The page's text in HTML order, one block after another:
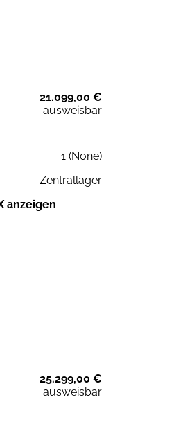
21.099,00 €
ausweisbar
1 (None)
Zentrallager
anzeigen
25.299,00 €
ausweisbar